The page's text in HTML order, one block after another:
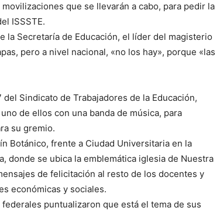
que se llevarán a cabo, para pedir la
ISSSTE.
la Secretaría de Educación, el líder del magisterio
pero a nivel nacional, «no los hay», porque «las
Sindicato de Trabajadores de la Educación,
de ellos con una banda de música, para
su gremio.
Botánico, frente a Ciudad Universitaria en la
donde se ubica la emblemática iglesia de Nuestra
de felicitación al resto de los docentes y
económicas y sociales.
puntualizaron que está el tema de sus